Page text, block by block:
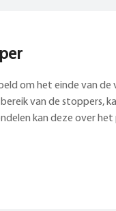
om het einde van
van de stoppers,
kan deze over het